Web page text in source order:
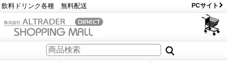
飲料ドリンク各種 無料配送 PCサイト